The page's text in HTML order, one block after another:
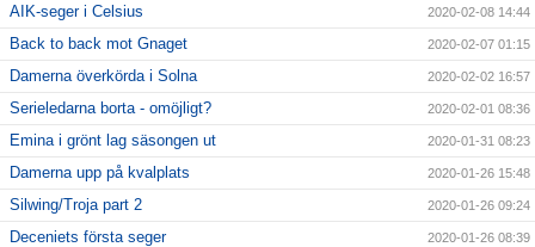
AIK-seger i Celsius 2020-02-08 14:44
Back to back mot Gnaget 2020-02-07 01:15
Damerna överkörda i Solna 2020-02-02 16:57
Serieledarna borta - omöjligt? 2020-02-01 08:36
Emina i grönt lag säsongen ut 2020-01-31 08:23
Damerna upp på kvalplats 2020-01-26 15:48
Silwing/Troja part 2 2020-01-26 09:24
Deceniets första seger 2020-01-26 08:39